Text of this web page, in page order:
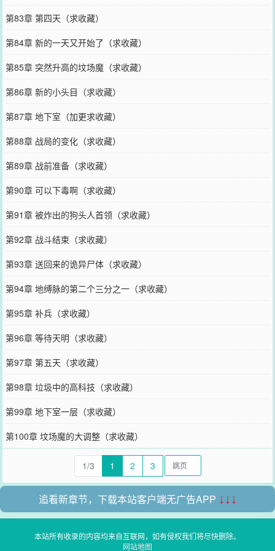
第83章 第四天（求收藏）
第84章 新的一天又开始了（求收藏）
第85章 突然升高的坟场魔（求收藏）
第86章 新的小头目（求收藏）
第87章 地下室（加更求收藏）
第88章 战局的变化（求收藏）
第89章 战前准备（求收藏）
第90章 可以下毒啊（求收藏）
第91章 被炸出的狗头人首领（求收藏）
第92章 战斗结束（求收藏）
第93章 送回来的诡异尸体（求收藏）
第94章 地缚脉的第二个三分之一（求收藏）
第95章 补兵（求收藏）
第96章 等待天明（求收藏）
第97章 第五天（求收藏）
第98章 垃圾中的高科技（求收藏）
第99章 地下室一层（求收藏）
第100章 坟场魔的大调整（求收藏）
1/3 1 2 3
追看新章节，下载本站客户端无广告APP ↓↓↓
本站所有收录的内容均来自互联网，如有侵权我们将尽快删除。
网站地图